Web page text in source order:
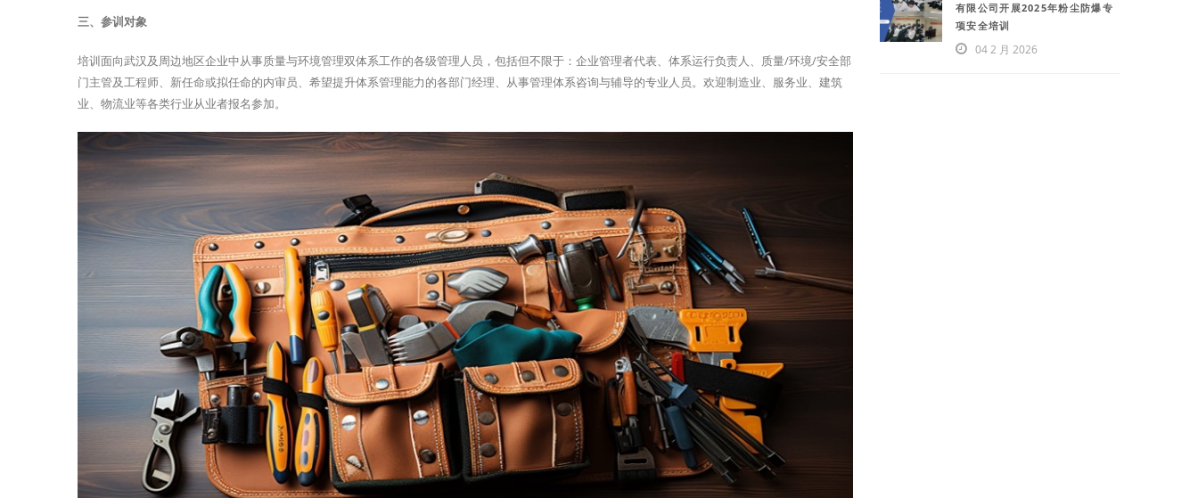
三、参训对象
培训面向武汉及周边地区企业中从事质量与环境管理双体系工作的各级管理人员，包括但不限于：企业管理者代表、体系运行负责人、质量/环境/安全部
门主管及工程师、新任命或拟任命的内审员、希望提升体系管理能力的各部门经理、从事管理体系咨询与辅导的专业人员。欢迎制造业、服务业、建筑
业、物流业等各类行业从业者报名参加。
有限公司开展2025年粉尘防爆专
项安全培训
04 2 月 2026